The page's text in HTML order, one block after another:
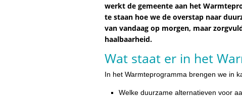
werkt de gemeente aan het
te staan hoe we de overstap naar
van vandaag op morgen, maar
haalbaarheid.
Wat staat er in het
In het Warmteprogramma brengen we in
Welke duurzame alternatieven voor